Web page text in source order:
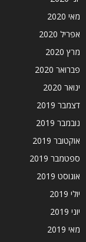
מאי 2020
אפריל 2020
מרץ 2020
פברואר 2020
ינואר 2020
דצמבר 2019
נובמבר 2019
אוקטובר 2019
ספטמבר 2019
אוגוסט 2019
יולי 2019
יוני 2019
מאי 2019